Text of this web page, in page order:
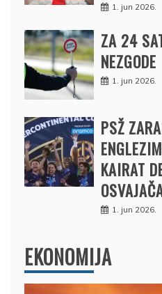
1. jun 2026.
ZA 24
NEZGODE
1. jun 2026.
PSŽ
KAIRAT
1. jun 2026.
EKONOMIJA